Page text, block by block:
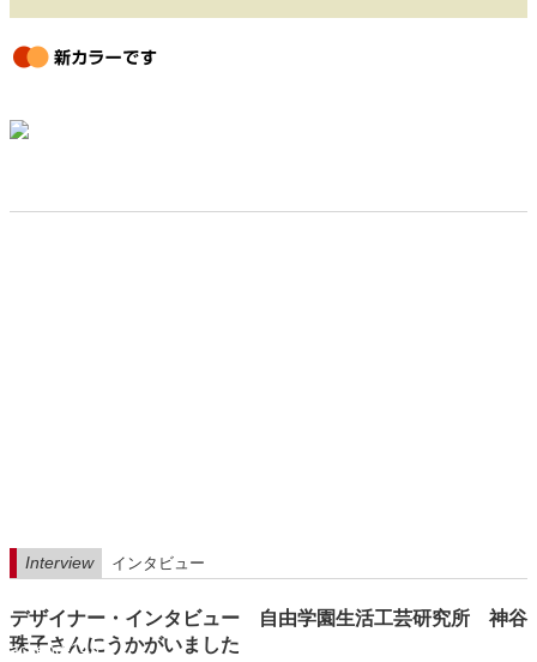
Interview インタビュー
デザイナー・インタビュー 自由学園生活工芸研究所 神谷
珠子さんにうかがいました
backend-145